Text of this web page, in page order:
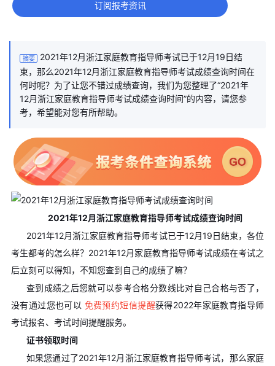
订阅报考资讯
摘要
2021年12月浙江家庭教育指导师考试已于12月19日结
束，那么2021年12月浙江家庭教育指导师考试成绩查询时间在
何时呢？为了让您不错过成绩查询，我们为您整理了“2021年
12月浙江家庭教育指导师考试成绩查询时间”的内容，请您参
考，希望能对您有所帮助。
2021年12月浙江家庭教育指导师考试成绩查询时间
2021年12月浙江家庭教育指导师考试已于12月19日结束，各位
考生都考的怎么样？2021年12月家庭教育指导师考试成绩在考试之
后立刻可以得知，不知您查到自己的成绩了嘛？
查到成绩之后您就可以参考合格分数线比对自己合格与否了，
没有通过您也可以 免费预约短信提醒获得2022年家庭教育指导师
考试报名、考试时间提醒服务。
证书领取时间
如果您通过了2021年12月浙江家庭教育指导师考试，那么家庭